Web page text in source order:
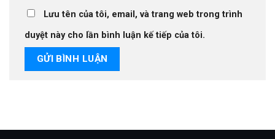
Lưu tên của tôi, email, và trang web trong trình
duyệt này cho lần bình luận kế tiếp của tôi.